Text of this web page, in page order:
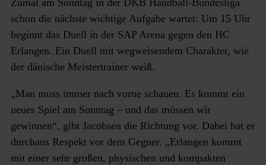
Zumal am Sonntag in der DKB Handball-Bundesliga
schon die nächste wichtige Aufgabe wartet: Um 15 Uhr
beginnt das Duell in der SAP Arena gegen den HC
Erlangen. Ein Duell mit wegweisendem Charakter, wie
der dänische Meistertrainer weiß.
„Man muss immer nach vorne schauen. Es kommt ein
neues Spiel am Sonntag – und das müssen wir
gewinnen“, gibt Jacobsen die Richtung vor. Dabei hat er
durchaus Respekt vor dem Gegner. „Erlangen kommt
mit einer sehr großen, physischen und kompakten